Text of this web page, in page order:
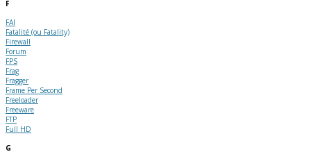
F
FAI
Fatalité (ou Fatality)
Firewall
Forum
FPS
Frag
Fragger
Frame Per Second
Freeloader
Freeware
FTP
Full HD
G